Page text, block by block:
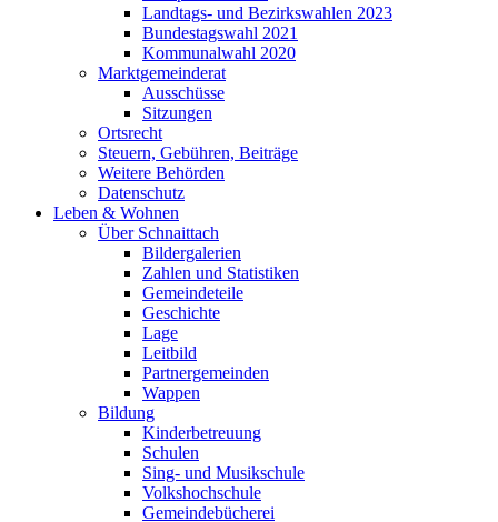
Landtags- und Bezirkswahlen 2023
Bundestagswahl 2021
Kommunalwahl 2020
Marktgemeinderat
Ausschüsse
Sitzungen
Ortsrecht
Steuern, Gebühren, Beiträge
Weitere Behörden
Datenschutz
Leben & Wohnen
Über Schnaittach
Bildergalerien
Zahlen und Statistiken
Gemeindeteile
Geschichte
Lage
Leitbild
Partnergemeinden
Wappen
Bildung
Kinderbetreuung
Schulen
Sing- und Musikschule
Volkshochschule
Gemeindebücherei